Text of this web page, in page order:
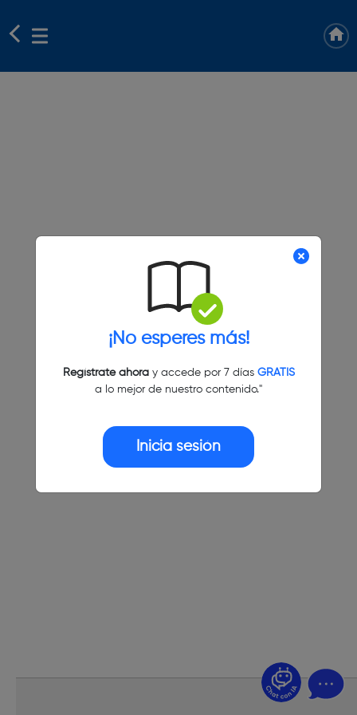
¡No esperes más!
Regístrate ahoray accede por 7 días GRATIS
a lo mejor de nuestro contenido."
Inicia sesión